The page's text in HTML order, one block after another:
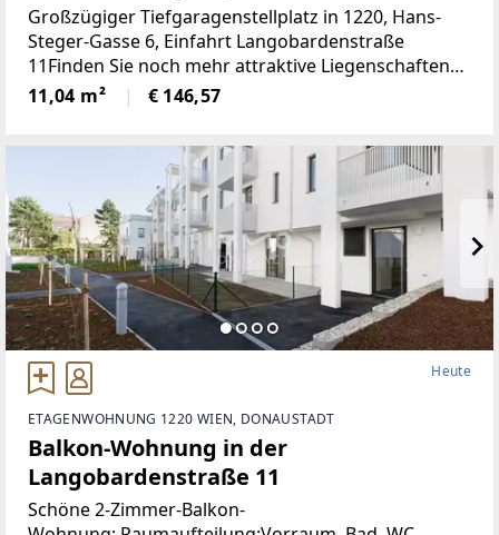
Großzügiger Tiefgaragenstellplatz in 1220, Hans-
Steger-Gasse 6, Einfahrt Langobardenstraße
11Finden Sie noch mehr attraktive Liegenschaften
auf www.IMMOcontract.at
[http://www.immocontract.at/]IMMO einen Besuch
11,04 m² € 146,57
Heute
ETAGENWOHNUNG 1220 WIEN, DONAUSTADT
Balkon-Wohnung in der
Langobardenstraße 11
Schöne 2-Zimmer-Balkon-